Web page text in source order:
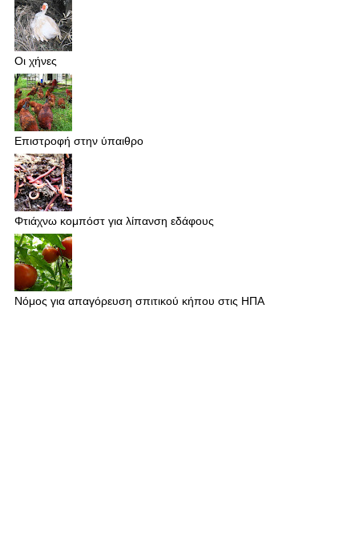
Οι χήνες
Επιστροφή στην ύπαιθρο
Φτιάχνω κομπόστ για λίπανση εδάφους
Νόμος για απαγόρευση σπιτικού κήπου στις ΗΠΑ